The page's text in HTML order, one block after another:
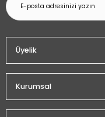
Üyelik
Kurumsal